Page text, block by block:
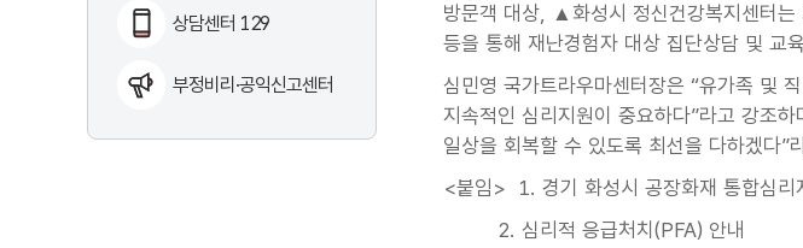
상담센터 129
부정비리·공익신고센터
방문객 대상, ▲화성시 정신건강복지센터는
등을 통해 재난경험자 대상 집단상담 및 교
심민영 국가트라우마센터장은 “유가족 및
지속적인 심리지원이 중요하다”라고 강조
일상을 회복할 수 있도록 최선을 다하겠다”
<붙임> 1. 경기 화성시 공장화재 통합심리
2. 심리적 응급처치(PFA) 안내